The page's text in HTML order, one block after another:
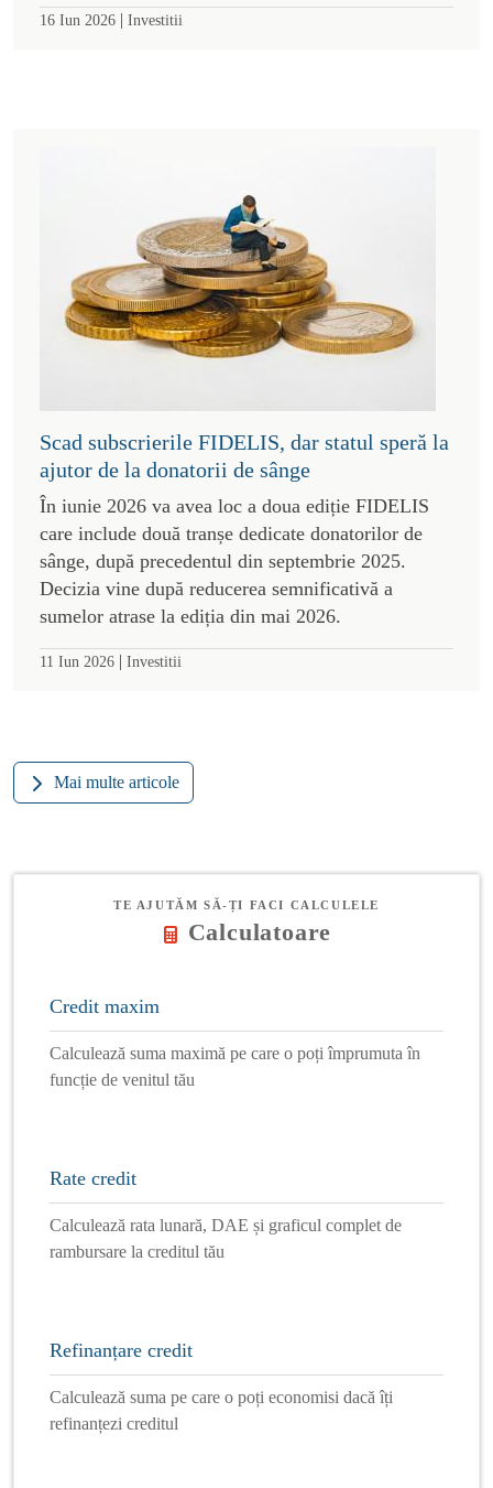
16 Iun 2026 | Investitii
Scad subscrierile FIDELIS, dar statul speră la
ajutor de la donatorii de sânge
În iunie 2026 va avea loc a doua ediție FIDELIS
care include două tranșe dedicate donatorilor de
sânge, după precedentul din septembrie 2025.
Decizia vine după reducerea semnificativă a
sumelor atrase la ediția din mai 2026.
11 Iun 2026 | Investitii
Mai multe articole
TE AJUTĂM SĂ-ȚI FACI CALCULELE
Calculatoare
Credit maxim
Calculează suma maximă pe care o poți împrumuta în
funcție de venitul tău
Rate credit
Calculează rata lunară, DAE și graficul complet de
rambursare la creditul tău
Refinanțare credit
Calculează suma pe care o poți economisi dacă îți
refinanțezi creditul